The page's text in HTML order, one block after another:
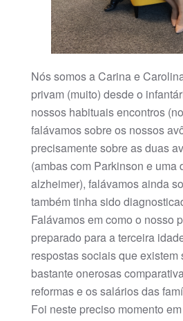
Nós somos a Carina e
privam (muito) desde o
nossos habituais encontros
falávamos sobre os nossos
precisamente sobre as duas
(ambas com Parkinson e uma
alzheimer), falávamos ainda
também tinha sido
Falávamos em como o nosso
preparado para a terceira
respostas sociais que existem
bastante onerosas
reformas e os salários das
Foi neste preciso momento